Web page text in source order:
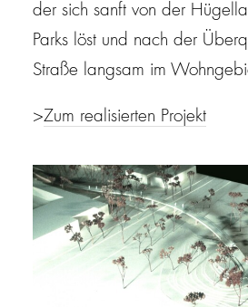
der sich sanft von der
Parks löst und nach der
Straße langsam im
>Zum realisierten Projekt